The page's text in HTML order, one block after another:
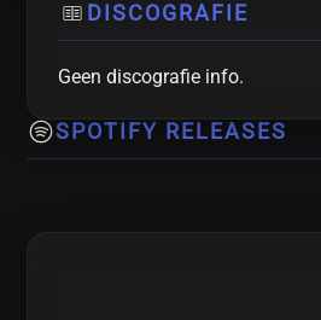
DISCOGRAFIE
Geen discografie info.
SPOTIFY RELEASES